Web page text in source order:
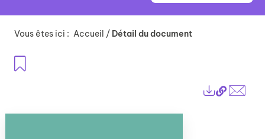
Vous êtes ici : Accueil / Détail du document
Lien